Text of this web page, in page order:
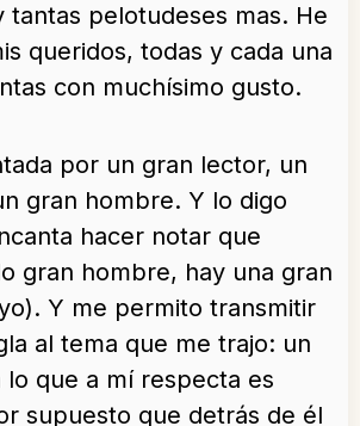
tantas pelotudeses mas. He
queridos, todas y cada una
con muchísimo gusto.
por un gran lector, un
gran hombre. Y lo digo
hacer notar que
gran hombre, hay una gran
Y me permito transmitir
al tema que me trajo: un
lo que a mí respecta es
supuesto que detrás de él